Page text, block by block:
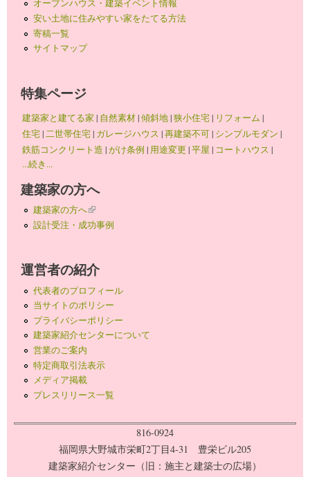
オープンハウス・建築イベント情報
安い土地に住みやすい家をたてる方法
寄稿一覧
サイトマップ
特集ページ
建築家と建てる家 | 自然素材|傾斜地|狭小住宅| リフォーム |
住宅| 二世帯住宅| ガレージハウス |再建築不可| シンプルモダン |
鉄筋コンクリート造 |がけ条例 | 用途変更 |平屋 | コートハウス |
...続き...
建築家の方へ
建築家の方へ(link is external)
設計受注・成功事例
運営者の紹介
代表者のプロフィール
当サイトのポリシー
プライバシーポリシー
建築家紹介センターについて
営業のご案内
特定商取引法表示
メディア掲載
プレスリリース一覧
816-0924
福岡県大野城市栄町2丁目4-31 豊栄ビル205
建築家紹介センター（旧：施主と建築士の広場）